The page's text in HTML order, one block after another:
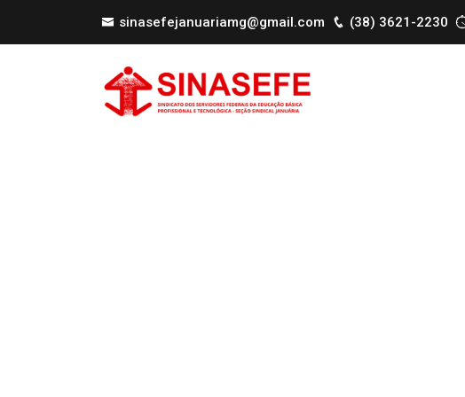
sinasefejanuariamg@gmail.com (38) 3621-2230